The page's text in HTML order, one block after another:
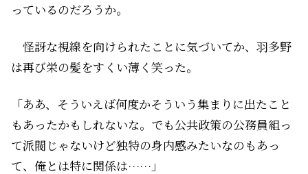
っているのだろうか。
怪訝な視線を向けられたことに気づいてか、羽多野
は再び栄の髪をすくい薄く笑った。
「ああ、そういえば何度かそういう集まりに出たこと
もあったかもしれないな。でも公共政策の公務員組っ
て派閥じゃないけど独特の身内感みたいなのもあっ
て、俺とは特に関係は……」